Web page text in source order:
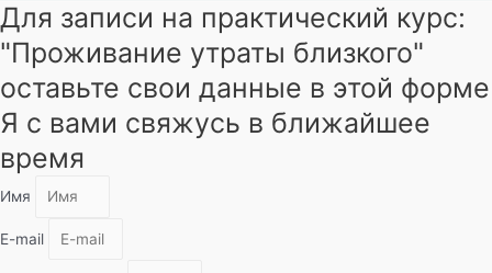
наверх
Для записи на практический курс:
"Проживание утраты близкого"
оставьте свои данные в этой форме
Я с вами свяжусь в ближайшее
время
Имя
E-mail